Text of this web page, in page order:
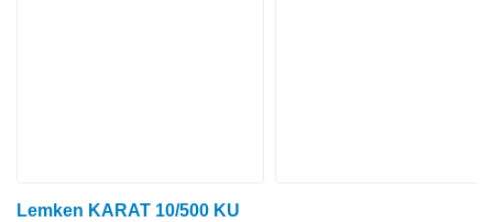
Lemken KARAT 10/500 KU